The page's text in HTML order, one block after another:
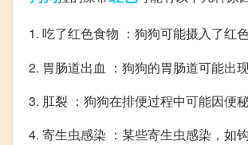
1. 吃了红色食物 ：狗狗可能摄入了红
2. 胃肠道出血 ：狗狗的胃肠道可能出
3. 肛裂 ：狗狗在排便过程中可能因便
4. 寄生虫感染 ：某些寄生虫感染，如